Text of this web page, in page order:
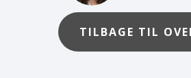
TILBAGE TIL